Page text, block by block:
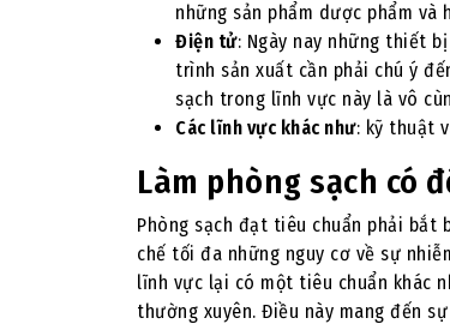
những sản phẩm dược phẩm và
Điện tử: Ngày nay những thiết
trình sản xuất cần phải chú ý
sạch trong lĩnh vực này là vô
Các lĩnh vực khác như: kỹ thuật
Làm phòng sạch có
Phòng sạch đạt tiêu chuẩn phải bắt
chế tối đa những nguy cơ về sự
lĩnh vực lại có một tiêu chuẩn khác
thường xuyên. Điều này mang đến